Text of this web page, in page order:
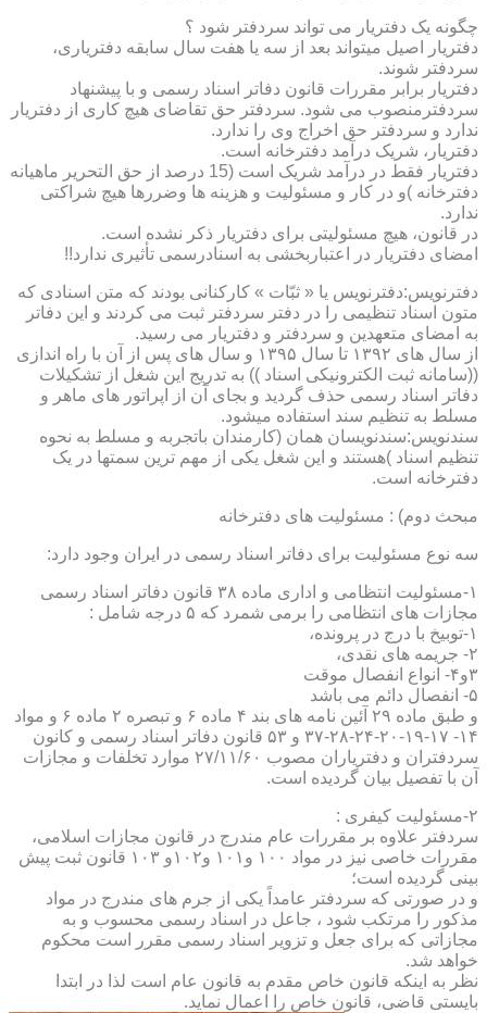
چگونه یک دفتریار می تواند سردفتر شود ؟
دفتریار اصیل میتواند بعد از سه یا هفت سال سابقه دفتریاری،
سردفتر شوند.
دفتریار برابر مقررات قانون دفاتر اسناد رسمی و با پیشنهاد
سردفترمنصوب می شود. سردفتر حق تقاضای هیچ کاری از دفتریار
ندارد و سردفتر حق اخراج وی را ندارد.
دفتریار، شریک درآمد دفترخانه است.
دفتریار فقط در درآمد شریک است (15 درصد از حق التحریر ماهیانه
دفترخانه )و در کار و مسئولیت و هزینه ها وضررها هیچ شراکتی
ندارد.
در قانون، هیچ مسئولیتی برای دفتریار ذکر نشده است.
امضای دفتریار در اعتباربخشی به اسنادرسمی تأثیری ندارد!!
دفترنویس:دفترنویس یا « ثبّات » کارکنانی بودند که متن اسنادی که
متون اسناد تنظیمی را در دفتر سردفتر ثبت می کردند و این دفاتر
به امضای متعهدین و سردفتر و دفتریار می رسید.
از سال های ۱۳۹۲ تا سال ۱۳۹۵ و سال های پس از آن با راه اندازی
((سامانه ثبت الکترونیکی اسناد )) به تدریج این شغل از تشکیلات
دفاتر اسناد رسمی حذف گردید و بجای آن از اپراتور های ماهر و
مسلط به تنظیم سند استفاده میشود.
سندنویس:سندنویسان همان (کارمندان باتجربه و مسلط به نحوه
تنظیم اسناد )هستند و این شغل یکی از مهم ترین سمتها در یک
دفترخانه است.
مبحث دوم) : مسئولیت های دفترخانه
سه نوع مسئولیت برای دفاتر اسناد رسمی در ایران وجود دارد:
۱-مسئولیت انتظامی و اداری ماده ۳۸ قانون دفاتر اسناد رسمی
مجازات های انتظامی را برمی شمرد که ۵ درجه شامل :
۱-توبیخ با درج در پرونده،
۲- جریمه های نقدی،
۳و۴- انواع انفصال موقت
۵- انفصال دائم می باشد
و طبق ماده ۲۹ آئین نامه های بند ۴ ماده ۶ و تبصره ۲ ماده ۶ و مواد
۱۴- ۱۷-۱۹-۲۰-۲۴-۲۸-۳۷ و ۵۳ قانون دفاتر اسناد رسمی و کانون
سردفتران و دفتریاران مصوب ۲۷/۱۱/۶۰ موارد تخلفات و مجازات
آن با تفصیل بیان گردیده است.
۲-مسئولیت کیفری :
سردفتر علاوه بر مقررات عام مندرج در قانون مجازات اسلامی،
مقررات خاصی نیز در مواد ۱۰۰ و۱۰۱ و۱۰۲و ۱۰۳ قانون ثبت پیش
بینی گردیده است؛
و در صورتی که سردفتر عامداً یکی از جرم های مندرج در مواد
مذکور را مرتکب شود ، جاعل در اسناد رسمی محسوب و به
مجازاتی که برای جعل و تزویر اسناد رسمی مقرر است محکوم
خواهد شد.
نظر به اینکه قانون خاص مقدم به قانون عام است لذا در ابتدا
بایستی قاضی، قانون خاص را اعمال نماید.